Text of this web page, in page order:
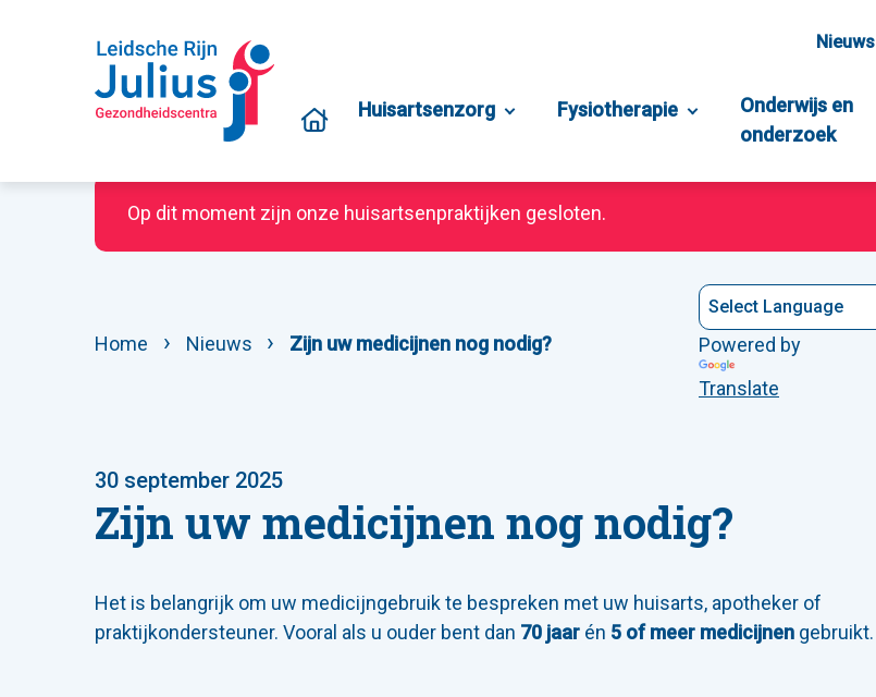
Nieuws
Huisartsenzorg Fysiotherapie
Onderwijs en
onderzoek
Op dit moment zijn onze huisartsenpraktijken gesloten.
Home Nieuws Zijn uw medicijnen nog nodig?
Powered by
Translate
Zijn uw medicijnen nog nodig?
30 september 2025
Het is belangrijk om uw medicijngebruik te bespreken met uw huisarts, apotheker of
praktijkondersteuner. Vooral als u ouder bent dan 70 jaar én 5 of meer medicijnen gebruikt.